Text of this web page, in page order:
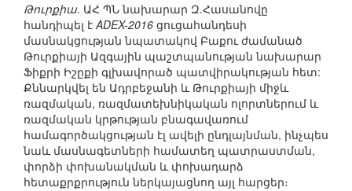
Թուրքիա. ԱՀ ՊՆ նախարար Զ.Հասանովը
հանդիպել էADEX-2016 ցուցահանդեսի
մասնակցության նպատակով Բաքու ժամանած
Թուրքիայի Ազգային պաշտպանության նախարար
Ֆիքրի Իշըքի գլխավորած պատվիրակության հետ:
Քննարկվել են Ադրբեջանի և Թուրքիայի միջև
ռազմական, ռազմատեխնիկական ոլորտներում և
ռազմական կրթության բնագավառում
համագործակցության էլ ավելի ընդլայնման, ինչպես
նաև մասնագետների համատեղ պատրաստման,
փորձի փոխանակման և փոխադարձ
հետաքրքրություն ներկայացնող այլ հարցեր։